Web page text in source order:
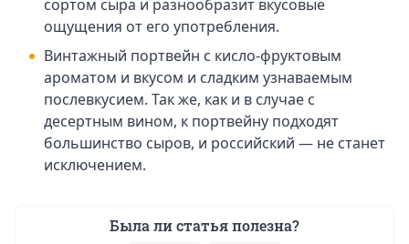
сортом сыра и разнообразит вкусовые
ощущения от его употребления.
Винтажный портвейн с кисло-фруктовым
ароматом и вкусом и сладким узнаваемым
послевкусием. Так же, как и в случае с
десертным вином, к портвейну подходят
большинство сыров, и российский — не станет
исключением.
Была ли статья полезна?